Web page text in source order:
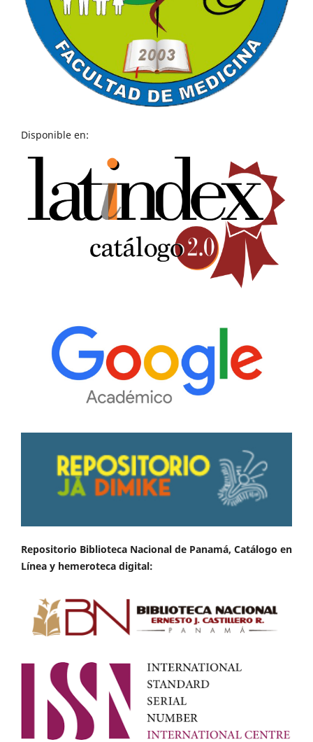
Disponible en:
Repositorio Biblioteca Nacional de Panamá, Catálogo en
Línea y hemeroteca digital: